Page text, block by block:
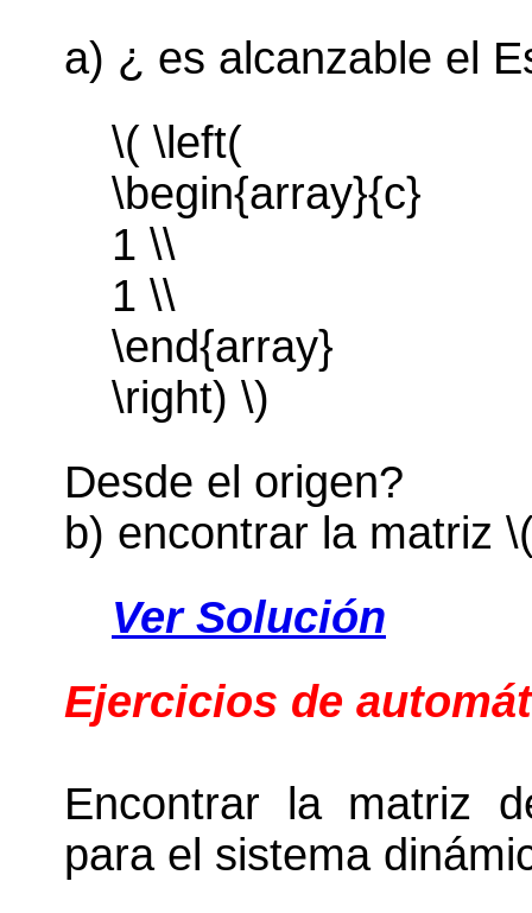
a) ¿ es alcanzable el
\( \left(
\begin{array}{c}
1 \\
1 \\
\end{array}
\right) \)
Desde el origen?
b) encontrar la matriz
Ver Solución
Ejercicios de
Encontrar la matriz
para el sistema